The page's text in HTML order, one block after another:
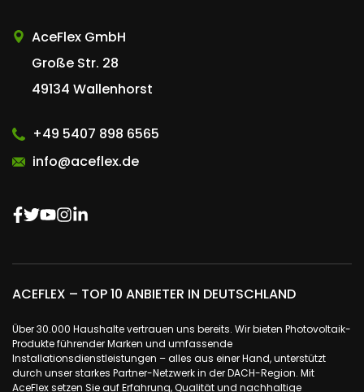
AceFlex GmbH
Große Str. 28
49134 Wallenhorst
+49 5407 898 6565
info@aceflex.de
ACEFLEX – TOP 10 ANBIETER IN DEUTSCHLAND
Über 30.000 Haushalte vertrauen uns bereits. Wir bieten Photovoltaik-
Produkte führender Marken und umfassende
Installationsdienstleistungen – alles aus einer Hand, unterstützt
durch unser starkes Partner-Netzwerk in der DACH-Region. Mit
AceFlex setzen Sie auf Erfahrung, Qualität und nachhaltige